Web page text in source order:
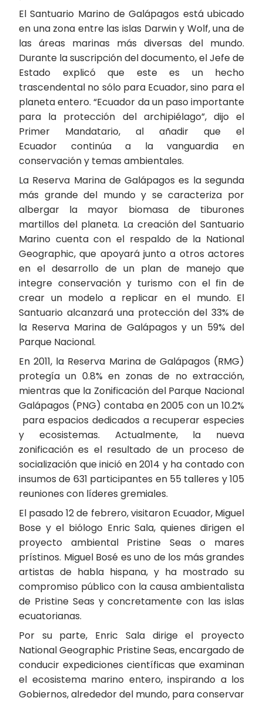
El Santuario Marino de Galápagos está ubicado
en una zona entre las islas Darwin y Wolf, una de
las áreas marinas más diversas del mundo.
Durante la suscripción del documento, el Jefe de
Estado explicó que este es un hecho
trascendental no sólo para Ecuador, sino para el
planeta entero. “Ecuador da un paso importante
para la protección del archipiélago”, dijo el
Primer Mandatario, al añadir que el
Ecuador continúa a la vanguardia en
conservación y temas ambientales.
La Reserva Marina de Galápagos es la segunda
más grande del mundo y se caracteriza por
albergar la mayor biomasa de tiburones
martillos del planeta. La creación del Santuario
Marino cuenta con el respaldo de la National
Geographic, que apoyará junto a otros actores
en el desarrollo de un plan de manejo que
integre conservación y turismo con el fin de
crear un modelo a replicar en el mundo. El
Santuario alcanzará una protección del 33% de
la Reserva Marina de Galápagos y un 59% del
Parque Nacional.
En 2011, la Reserva Marina de Galápagos (RMG)
protegía un 0.8% en zonas de no extracción,
mientras que la Zonificación del Parque Nacional
Galápagos (PNG) contaba en 2005 con un 10.2%
para espacios dedicados a recuperar especies
y ecosistemas. Actualmente, la nueva
zonificación es el resultado de un proceso de
socialización que inició en 2014 y ha contado con
insumos de 631 participantes en 55 talleres y 105
reuniones con líderes gremiales.
El pasado 12 de febrero, visitaron Ecuador, Miguel
Bose y el biólogo Enric Sala, quienes dirigen el
proyecto ambiental Pristine Seas o mares
prístinos. Miguel Bosé es uno de los más grandes
artistas de habla hispana, y ha mostrado su
compromiso público con la causa ambientalista
de Pristine Seas y concretamente con las islas
ecuatorianas.
Por su parte, Enric Sala dirige el proyecto
National Geographic Pristine Seas, encargado de
conducir expediciones científicas que examinan
el ecosistema marino entero, inspirando a los
Gobiernos, alrededor del mundo, para conservar